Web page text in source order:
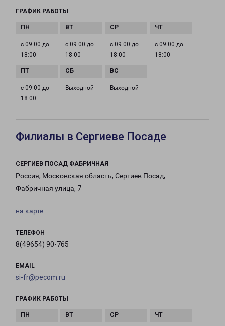
ГРАФИК РАБОТЫ
с 09:00 до
18:00
с 09:00 до
18:00
с 09:00 до
18:00
с 09:00 до
18:00
с 09:00 до
18:00
Выходной Выходной
Филиалы в Сергиеве Посаде
СЕРГИЕВ ПОСАД ФАБРИЧНАЯ
Россия, Московская область, Сергиев Посад,
Фабричная улица, 7
на карте
ТЕЛЕФОН
8(49654) 90-765
EMAIL
si-fr@pecom.ru
ГРАФИК РАБОТЫ